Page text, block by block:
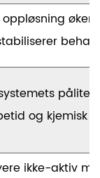
oppløsning øker
og kjemisk
ikke-aktiv